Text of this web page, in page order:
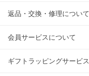
返品・交換・修理について
会員サービスについて
ギフトラッピングサービス